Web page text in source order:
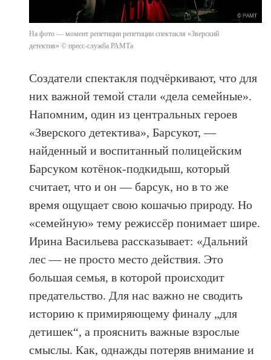
На фото — момент репетиции репетиции спектакля «Зверский
детектив» © пресс-служба РАМТа
Создатели спектакля подчёркивают, что для
них важной темой стали «дела семейные».
Напомним, один из центральных героев
«Зверского детектива», Барсукот, —
найденный и воспитанный полицейским
Барсуком котёнок-подкидыш, который
считает, что и он — барсук, но в то же
время ощущает свою кошачью природу. Но
«семейную» тему режиссёр понимает шире.
Ирина Васильева рассказывает: «Дальний
лес — не просто место действия. Это
большая семья, в которой происходит
предательство. Для нас важно не сводить
историю к примиряющему финалу „для
детишек“, а прояснить важные взрослые
смыслы. Как, однажды потеряв внимание и